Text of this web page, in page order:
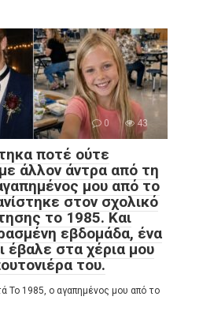
0 43
ποτέ ούτε
άλλον άντρα από τη
μου από το
στον σχολικό
το 1985. Και
εβδομάδα, ένα
έβαλε στα χέρια μου
του.
Το 1985, ο αγαπημένος μου από το